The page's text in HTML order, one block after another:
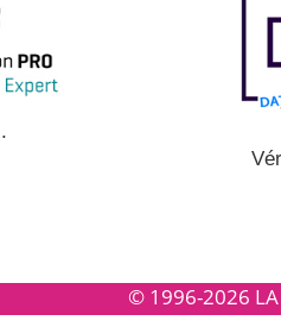
© 1996-2026 LA